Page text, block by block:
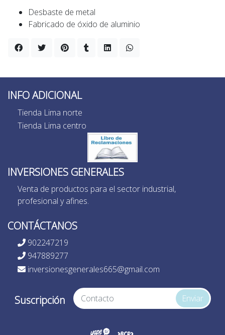
Desbaste de metal
Fabricado de óxido de aluminio
INFO ADICIONAL
Tienda Lima norte
Tienda Lima centro
INVERSIONES GENERALES
Venta de productos para el sector industrial,
profesional y afines.
CONTÁCTANOS
902247219
947889277
inversionesgenerales665@gmail.com
Suscripción Enviar